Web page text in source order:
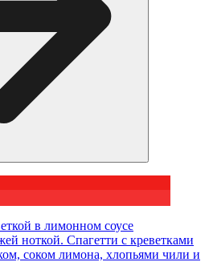
в лимонном соусе
ноткой. Спагетти с креветками
соком лимона, хлопьями чили и